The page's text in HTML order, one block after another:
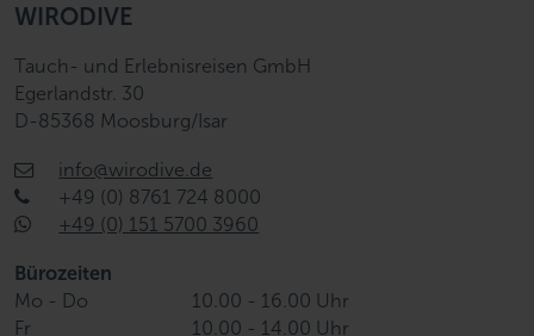
WIRODIVE
Tauch- und Erlebnisreisen GmbH
Egerlandstr. 30
D-85368 Moosburg/Isar
info@wirodive.de
+49 (0) 8761 724 8000
+49 (0) 151 5700 3960
Bürozeiten
Mo - Do
10.00 - 16.00 Uhr
Fr
10.00 - 14.00 Uhr